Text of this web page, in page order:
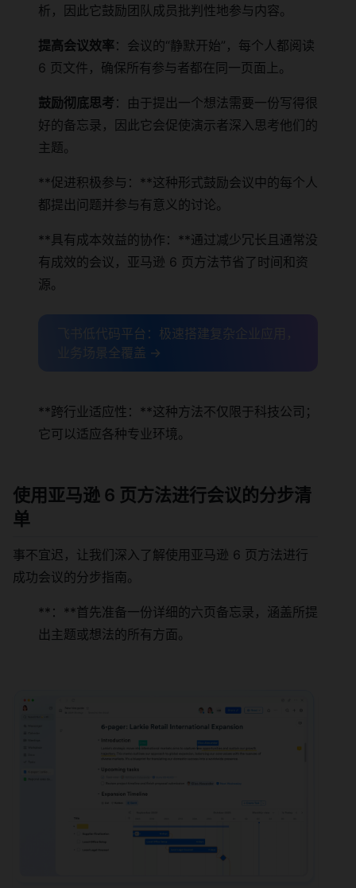
析，因此它鼓励团队成员批判性地参与内容。
提高会议效率：会议的“静默开始”，每个人都阅读
6 页文件，确保所有参与者都在同一页面上。
鼓励彻底思考 ：由于提出一个想法需要一份写得很
好的备忘录，因此它会促使演示者深入思考他们的
主题。
**促进积极参与：**这种形式鼓励会议中的每个人
都提出问题并参与有意义的讨论。
**具有成本效益的协作：**通过减少冗长且通常没
有成效的会议，亚马逊 6 页方法节省了时间和资
源。
飞书低代码平台：极速搭建复杂企业应用，
业务场景全覆盖 →
**跨行业适应性：**这种方法不仅限于科技公司；
它可以适应各种专业环境。
使用亚马逊 6 页方法进行会议的分步清
单
事不宜迟，让我们深入了解使用亚马逊 6 页方法进行
成功会议的分步指南。
**：**首先准备一份详细的六页备忘录，涵盖所提
出主题或想法的所有方面。